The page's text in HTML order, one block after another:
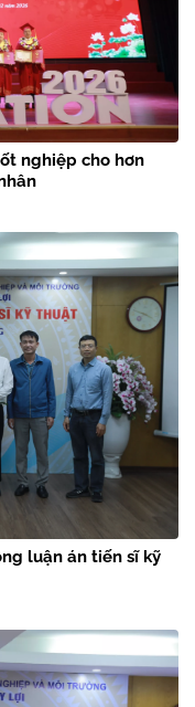
nghiệp cho hơn
luận án tiến sĩ kỹ